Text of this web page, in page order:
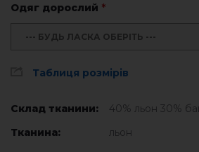
Одяг дорослий *
--- БУДЬ ЛАСКА ОБЕРІТЬ ---
Таблиця розмірів
Склад тканини:
40% льон 30%
Тканина:
льон